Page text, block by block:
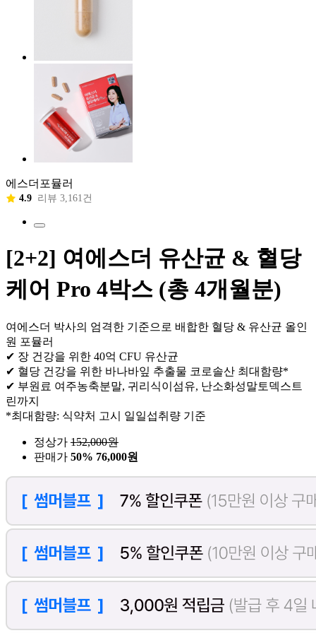
에스더포뮬러
4.9 리뷰 3,161건
[2+2] 여에스더 유산균 & 혈당
케어 Pro 4박스 (총 4개월분)
여에스더 박사의 엄격한 기준으로 배합한 혈당 & 유산균 올인
원 포뮬러
✔ 장 건강을 위한 40억 CFU 유산균
✔ 혈당 건강을 위한 바나바잎 추출물 코로솔산 최대함량*
✔ 부원료 여주농축분말, 귀리식이섬유, 난소화성말토덱스트
린까지
*최대함량: 식약처 고시 일일섭취량 기준
정상가 152,000원
판매가 50% 76,000원